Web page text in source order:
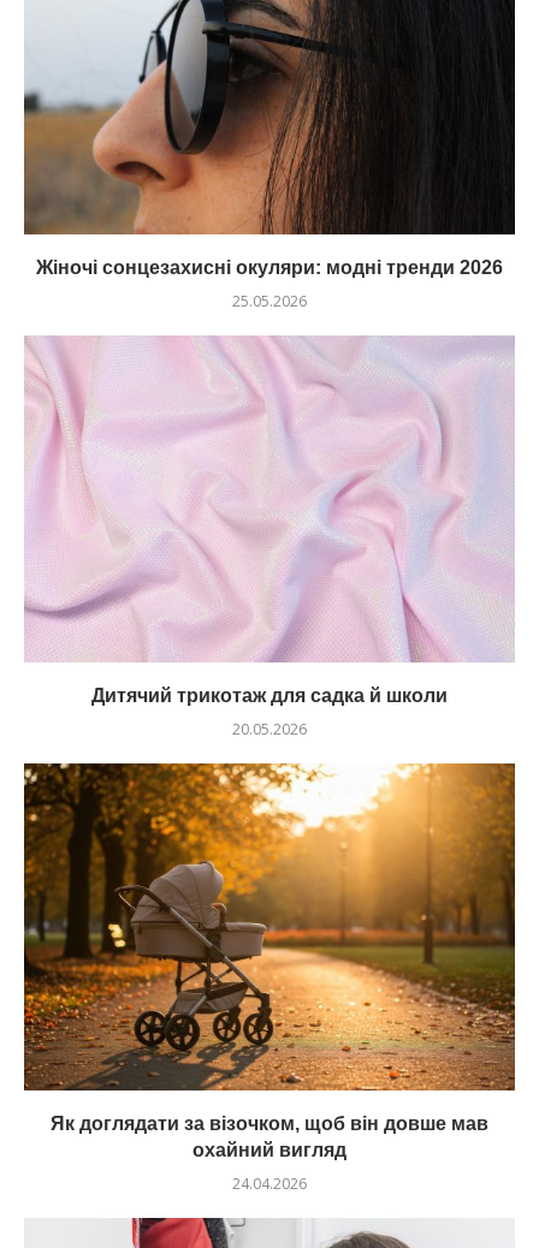
Жіночі сонцезахисні окуляри: модні тренди 2026
25.05.2026
Дитячий трикотаж для садка й школи
20.05.2026
Як доглядати за візочком, щоб він довше мав
охайний вигляд
24.04.2026